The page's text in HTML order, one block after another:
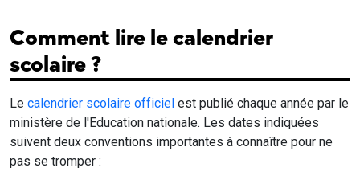
Comment lire le calendrier
scolaire ?
Le calendrier scolaire officiel est publié chaque année par le
ministère de l'Education nationale. Les dates indiquées
suivent deux conventions importantes à connaître pour ne
pas se tromper :